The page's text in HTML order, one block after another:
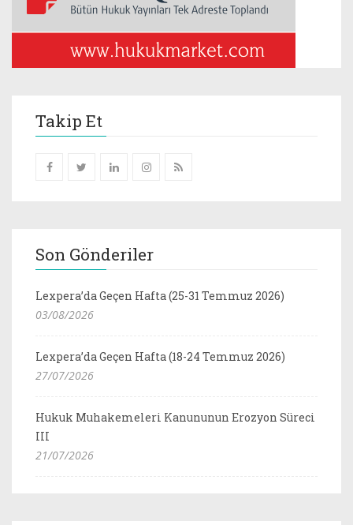
Takip Et
Son Gönderiler
Lexpera’da Geçen Hafta (25-31 Temmuz 2026)
03/08/2026
Lexpera’da Geçen Hafta (18-24 Temmuz 2026)
27/07/2026
Hukuk Muhakemeleri Kanununun Erozyon Süreci
III
21/07/2026